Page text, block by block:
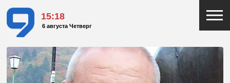
15:18
6 августа Четверг